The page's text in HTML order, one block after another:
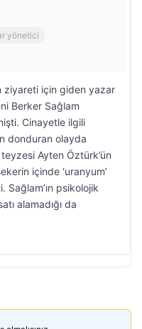
yönetici
ziyareti için giden yazar
Berker Sağlam
Cinayetle ilgili
donduran olayda
Ayten Öztürk’ün
içinde ‘uranyum’
psikolojik
alamadığı da